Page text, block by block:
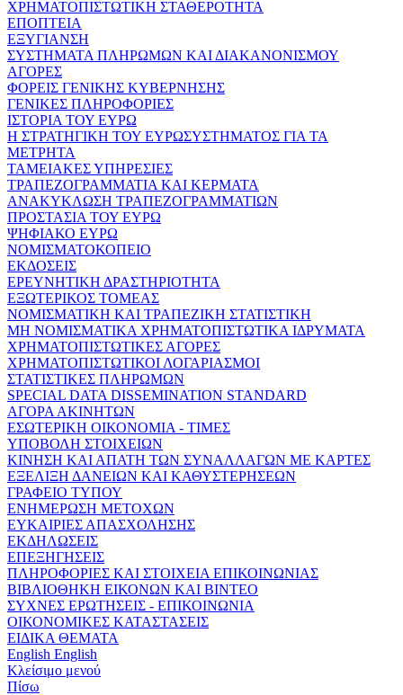
ΧΡΗΜΑΤΟΠΙΣΤΩΤΙΚΗ ΣΤΑΘΕΡΟΤΗΤΑ
ΕΠΟΠΤΕΙΑ
ΕΞΥΓΙΑΝΣΗ
ΣΥΣΤΗΜΑΤΑ ΠΛΗΡΩΜΩΝ ΚΑΙ ΔΙΑΚΑΝΟΝΙΣΜΟΥ
ΑΓΟΡΕΣ
ΦΟΡΕΙΣ ΓΕΝΙΚΗΣ ΚΥΒΕΡΝΗΣΗΣ
ΓΕΝΙΚΕΣ ΠΛΗΡΟΦΟΡΙΕΣ
ΙΣΤΟΡΙΑ ΤΟΥ ΕΥΡΩ
Η ΣΤΡΑΤΗΓΙΚΗ ΤΟΥ ΕΥΡΩΣΥΣΤΗΜΑΤΟΣ ΓΙΑ ΤΑ
ΜΕΤΡΗΤΑ
ΤΑΜΕΙΑΚΕΣ ΥΠΗΡΕΣΙΕΣ
ΤΡΑΠΕΖΟΓΡΑΜΜΑΤΙΑ ΚΑΙ ΚΕΡΜΑΤΑ
ΑΝΑΚΥΚΛΩΣΗ ΤΡΑΠΕΖΟΓΡΑΜΜΑΤΙΩΝ
ΠΡΟΣΤΑΣΙΑ ΤΟΥ ΕΥΡΩ
ΨΗΦΙΑΚΟ ΕΥΡΩ
ΝΟΜΙΣΜΑΤΟΚΟΠΕΙΟ
ΕΚΔΟΣΕΙΣ
ΕΡΕΥΝΗΤΙΚΗ ΔΡΑΣΤΗΡΙΟΤΗΤΑ
ΕΞΩΤΕΡΙΚΟΣ ΤΟΜΕΑΣ
ΝΟΜΙΣΜΑΤΙΚΗ ΚΑΙ ΤΡΑΠΕΖΙΚΗ ΣΤΑΤΙΣΤΙΚΗ
ΜΗ ΝΟΜΙΣΜΑΤΙΚΑ ΧΡΗΜΑΤΟΠΙΣΤΩΤΙΚΑ ΙΔΡΥΜΑΤΑ
ΧΡΗΜΑΤΟΠΙΣΤΩΤΙΚΕΣ ΑΓΟΡΕΣ
ΧΡΗΜΑΤΟΠΙΣΤΩΤΙΚΟΙ ΛΟΓΑΡΙΑΣΜΟΙ
ΣΤΑΤΙΣΤΙΚΕΣ ΠΛΗΡΩΜΩΝ
SPECIAL DATA DISSEMINATION STANDARD
ΑΓΟΡΑ ΑΚΙΝΗΤΩΝ
ΕΣΩΤΕΡΙΚΗ ΟΙΚΟΝΟΜΙΑ - ΤΙΜΕΣ
ΥΠΟΒΟΛΗ ΣΤΟΙΧΕΙΩΝ
ΚΙΝΗΣΗ ΚΑΙ ΑΠΑΤΗ ΤΩΝ ΣΥΝΑΛΛΑΓΩΝ ΜΕ ΚΑΡΤΕΣ
ΕΞΕΛΙΞΗ ΔΑΝΕΙΩΝ ΚΑΙ ΚΑΘΥΣΤΕΡΗΣΕΩΝ
ΓΡΑΦΕΙΟ ΤΥΠΟΥ
ΕΝΗΜΕΡΩΣΗ ΜΕΤΟΧΩΝ
ΕΥΚΑΙΡΙΕΣ ΑΠΑΣΧΟΛΗΣΗΣ
ΕΚΔΗΛΩΣΕΙΣ
ΕΠΕΞΗΓΗΣΕΙΣ
ΠΛΗΡΟΦΟΡΙΕΣ ΚΑΙ ΣΤΟΙΧΕΙΑ ΕΠΙΚΟΙΝΩΝΙΑΣ
ΒΙΒΛΙΟΘΗΚΗ ΕΙΚΟΝΩΝ ΚΑΙ ΒΙΝΤΕΟ
ΣΥΧΝΕΣ ΕΡΩΤΗΣΕΙΣ - ΕΠΙΚΟΙΝΩΝΙΑ
ΟΙΚΟΝΟΜΙΚΕΣ ΚΑΤΑΣΤΑΣΕΙΣ
ΕΙΔΙΚΑ ΘΕΜΑΤΑ
English English
Κλείσιμο μενού
Πίσω